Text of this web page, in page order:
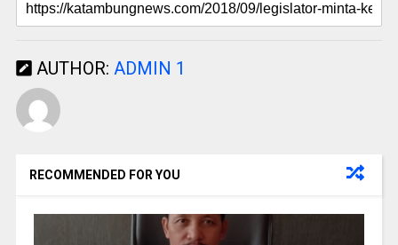
AUTHOR: ADMIN 1
RECOMMENDED FOR YOU